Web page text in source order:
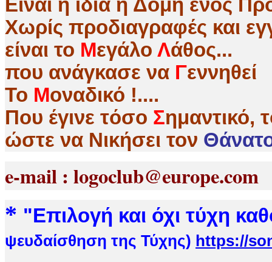
Είναι η ίδια η Δομή ενός
Χωρίς προδιαγραφές και
είναι το Μεγάλο Λάθος...
που ανάγκασε να Γεννηθεί
Το Μοναδικό !....
Που έγινε τόσο Σημαντικό,
ώστε να Nικήσει τον
e-mail :
* "Επιλογή και όχι τύχη
ψευδαίσθηση της Τύχης) https://